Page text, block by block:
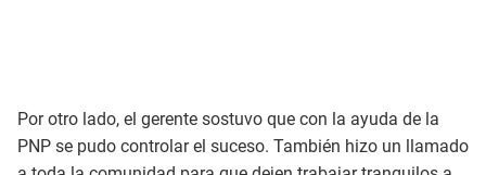
Por otro lado, el gerente sostuvo que con la ayuda de la
PNP se pudo controlar el suceso. También hizo un llamado